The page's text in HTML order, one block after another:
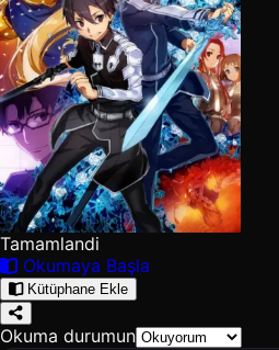
Tamamlandi
Okumaya Başla
Kütüphane Ekle
Okuma durumun